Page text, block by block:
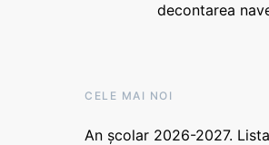
decontarea
CELE MAI NOI
An școlar 2026-2027.